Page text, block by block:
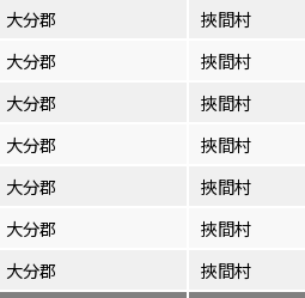
大分郡 挾間村
大分郡 挾間村
大分郡 挾間村
大分郡 挾間村
大分郡 挾間村
大分郡 挾間村
大分郡 挾間村